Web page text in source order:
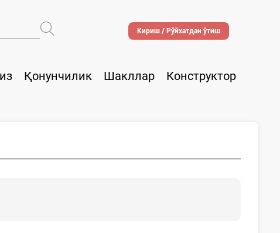
Кириш / Рўйхатдан ўтиш
Қонунчилик Шакллар
Конструктор